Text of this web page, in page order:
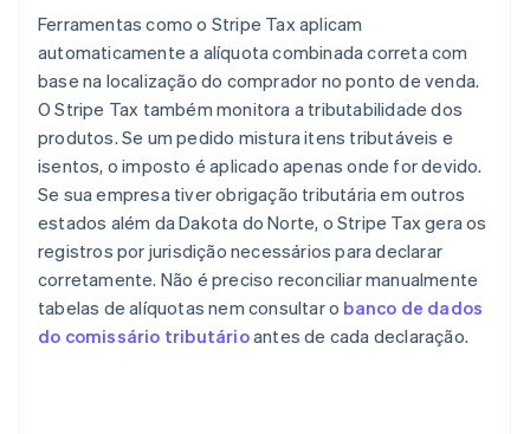
Ferramentas como o Stripe Tax aplicam
automaticamente a alíquota combinada correta com
base na localização do comprador no ponto de venda.
O Stripe Tax também monitora a tributabilidade dos
produtos. Se um pedido mistura itens tributáveis e
isentos, o imposto é aplicado apenas onde for devido.
Se sua empresa tiver obrigação tributária em outros
estados além da Dakota do Norte, o Stripe Tax gera os
registros por jurisdição necessários para declarar
corretamente. Não é preciso reconciliar manualmente
tabelas de alíquotas nem consultar o banco de dados
do comissário tributárioantes de cada declaração.